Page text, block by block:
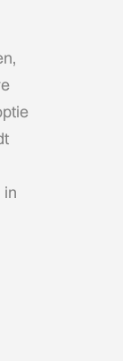
in